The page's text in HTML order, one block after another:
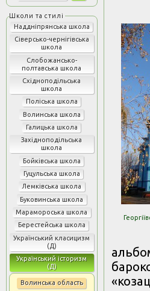
Наддніпрянська школа
Сіверсько-чернігівська
школа
Слобожансько-
полтавська школа
Східноподільська
школа
Поліська школа
Волинська школа
Галицька школа
Західноподільська
школа
Бойківська школа
Гуцульська школа
Лемківська школа
Буковинська школа
Марамороська школа
Берестейська школа
Український класицизм
(Д)
Український історизм
(Д)
Волинська область